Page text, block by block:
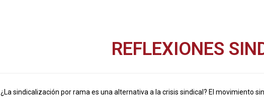
REFLEXIONES
¿La sindicalización por rama es una alternativa a la crisis sindical? El movimiento